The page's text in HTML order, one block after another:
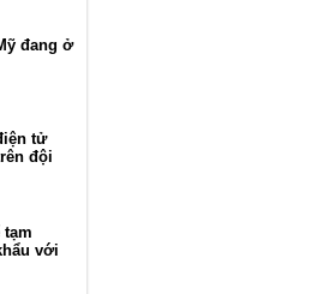
đang ở
tử
đội
tạm
với